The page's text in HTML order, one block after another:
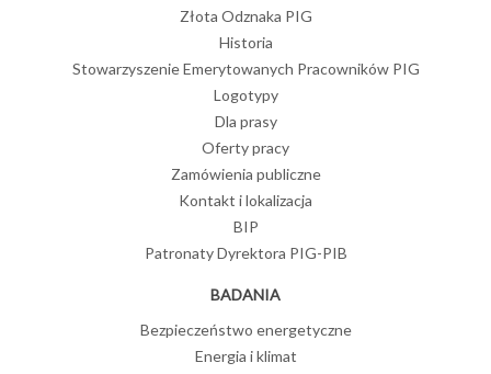
Złota Odznaka PIG
Historia
Stowarzyszenie Emerytowanych Pracowników PIG
Logotypy
Dla prasy
Oferty pracy
Zamówienia publiczne
Kontakt i lokalizacja
BIP
Patronaty Dyrektora PIG-PIB
BADANIA
Bezpieczeństwo energetyczne
Energia i klimat